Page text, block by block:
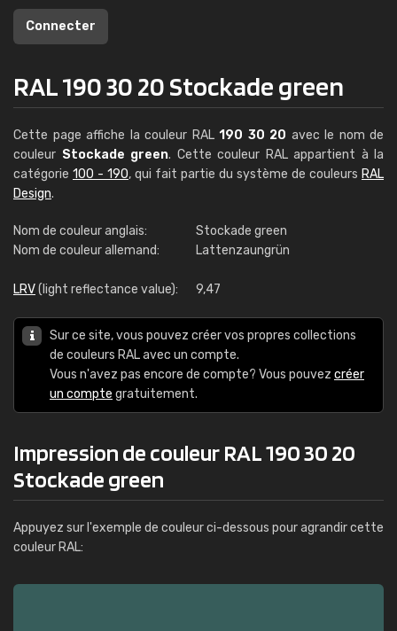
Connecter
RAL 190 30 20 Stockade green
Cette page affiche la couleur RAL 190 30 20 avec le nom de
couleur Stockade green. Cette couleur RAL appartient à la
catégorie 100 - 190, qui fait partie du système de couleurs RAL
Design.
Nom de couleur anglais:
Stockade green
Nom de couleur allemand:
Lattenzaungrün
LRV(light reflectance value): 9,47
Sur ce site, vous pouvez créer vos propres collections
de couleurs RAL avec un compte.
Vous n'avez pas encore de compte? Vous pouvez créer
un compte gratuitement.
Impression de couleur RAL 190 30 20
Stockade green
Appuyez sur l'exemple de couleur ci-dessous pour agrandir cette
couleur RAL: